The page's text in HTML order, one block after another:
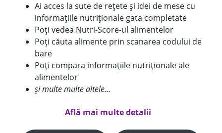
Ai acces la sute de rețete și idei de mese cu
informațiile nutriționale gata completate
Poți vedea Nutri-Score-ul alimentelor
Poți căuta alimente prin scanarea codului de
bare
Poți compara informațiile nutriționale ale
alimentelor
și multe multe altele...
Află mai multe detalii